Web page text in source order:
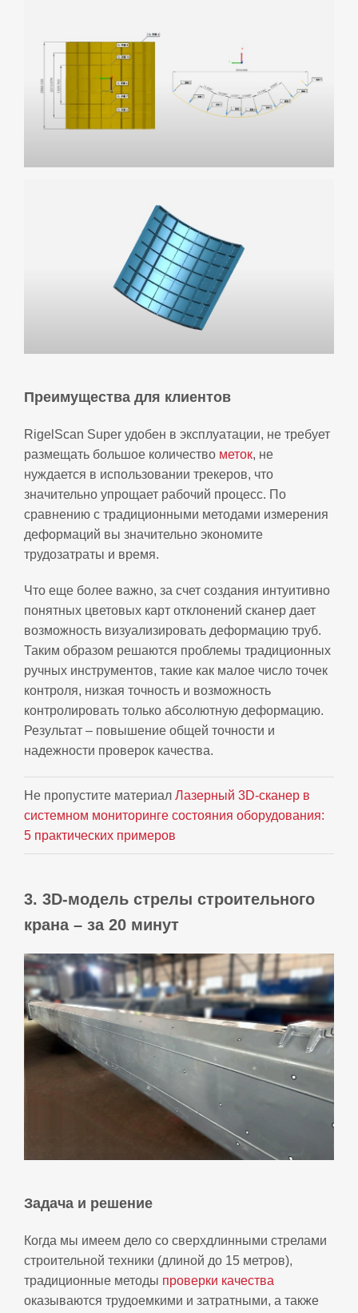
Преимущества для клиентов
RigelScan Super удобен в эксплуатации, не требует
размещать большое количество меток, не
нуждается в использовании трекеров, что
значительно упрощает рабочий процесс. По
сравнению с традиционными методами измерения
деформаций вы значительно экономите
трудозатраты и время.
Что еще более важно, за счет создания интуитивно
понятных цветовых карт отклонений сканер дает
возможность визуализировать деформацию труб.
Таким образом решаются проблемы традиционных
ручных инструментов, такие как малое число точек
контроля, низкая точность и возможность
контролировать только абсолютную деформацию.
Результат – повышение общей точности и
надежности проверок качества.
Не пропустите материал Лазерный 3D‑сканер в
системном мониторинге состояния оборудования:
5 практических примеров
3. 3D‑модель стрелы строительного
крана – за 20 минут
Задача и решение
Когда мы имеем дело со сверхдлинными стрелами
строительной техники (длиной до 15 метров),
традиционные методы проверки качества
оказываются трудоемкими и затратными, а также